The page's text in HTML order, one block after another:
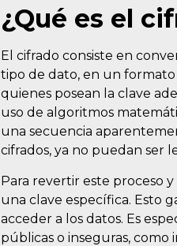
¿Qué es el
El cifrado consiste en
tipo de dato, en un
quienes posean la clave
uso de algoritmos
una secuencia
cifrados, ya no puedan ser
Para revertir este proceso
una clave específica. Esto
acceder a los datos. Es
públicas o inseguras,